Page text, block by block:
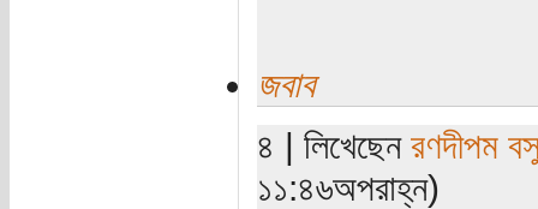
জবাব
৪ | লিখেছেন রণদীপম
১১:৪৬অপরাহ্ন)